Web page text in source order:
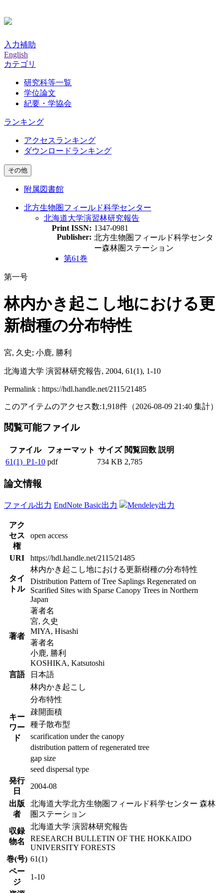
入力補助
English
カテゴリ
研究科等一覧
学位論文
紀要・学協会
ランキング
アクセスランキング
ダウンロードランキング
その他
附属図書館
北方生物圏フィールド科学センター
北海道大学演習林研究報告
Print ISSN: 1347-0981
Publisher: 北方生物圏フィールド科学センタ
ー森林圏ステーション
第61巻
第一号
林内かき起こし地における更
新樹種の分布特性
宮, 久史; 小鹿, 勝利
北海道大学 演習林研究報告, 2004, 61(1), 1-10
Permalink : https://hdl.handle.net/2115/21485
このアイテムのアクセス数:1,918件 （2026-08-09 21:40 集計）
閲覧可能ファイル
ファイル フォーマット サイズ 閲覧回数 説明
61(1)_P1-10 pdf 734 KB 2,785
論文情報
ファイル出力 EndNote Basic出力 Mendeley出力
アク
セス
権
open access
URI https://hdl.handle.net/2115/21485
タイ
トル
林内かき起こし地における更新樹種の分布特性
Distribution Pattern of Tree Saplings Regenerated on
Scarified Sites with Sparse Canopy Trees in Northern
Japan
著者
著者名
宮, 久史
MIYA, Hisashi
著者名
小鹿, 勝利
KOSHIKA, Katsutoshi
言語
日本語
キー
ワー
ド
林内かき起こし
分布特性
疎開面積
種子散布型
scarification under the canopy
distribution pattern of regenerated tree
gap size
seed dispersal type
発行
日
2004-08
出版
者
北海道大学北方生物圏フィールド科学センター 森林
圏ステーション
収録
物名
北海道大学 演習林研究報告
RESEARCH BULLETIN OF THE HOKKAIDO
UNIVERSITY FORESTS
巻(号) 61(1)
ペー
ジ
1-10